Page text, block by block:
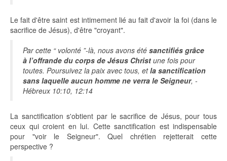
Le fait d'être saint est intimement lié au fait d'avoir la foi (dans le
sacrifice de Jésus), d'être "croyant".
Par cette “ volonté ”-là, nous avons été sanctifiés grâce
à l’offrande du corps de Jésus Christ une fois pour
toutes. Poursuivez la paix avec tous, etla sanctification
sans laquelle aucun homme ne verra le Seigneur, -
Hébreux 10:10, 12:14
La sanctification s'obtient par le sacrifice de Jésus, pour tous
ceux qui croient en lui. Cette sanctification est indispensable
pour "voir le Seigneur". Quel chrétien rejetterait cette
perspective ?